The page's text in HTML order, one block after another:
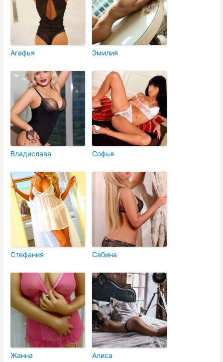
Агафья Эмилия
Владислава Софья
Стефания Сабина
Жанна Алиса